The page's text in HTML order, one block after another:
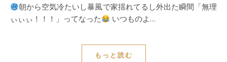
朝から空気冷たいし暴風で家揺れてるし外出た瞬間「無理
ぃぃぃ！！！」ってなった
いつものよ…
もっと読む